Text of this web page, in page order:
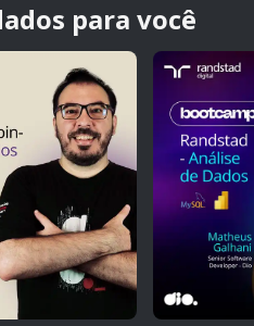
para você